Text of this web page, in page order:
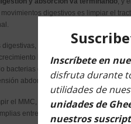
digestivos es limpiar el
bacterias y otros
bacteriano en el intestino
bacterias del colon se desplazan al
abdominal, intolerancias
el MMC, el ayuno entre comidas es
entre las comidas de al menos 3